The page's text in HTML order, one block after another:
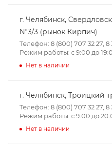
г. Челябинск,
№3/3 (рынок Кирпич)
Телефон: 8 (800) 707 32 27, 8
Режим работы: с 9:00 до
Нет в наличии
г. Челябинск, Троицкий
Телефон: 8 (800) 707 32 27, 8
Режим работы: с 9:00 до
Нет в наличии